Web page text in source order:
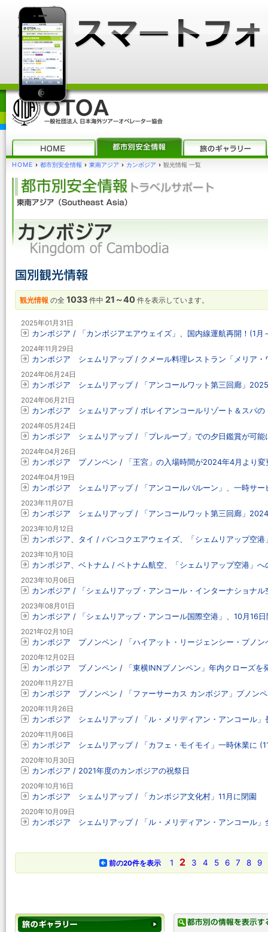
HOME › 都市別安全情報 › 東南アジア › カンボジア › 観光情報 一覧
観光情報 の全 1033 件中 21～40 件を表示しています。
2025年01月31日
カンボジア / 「カンボジアエアウェイズ」、国内線運航再開！(1月
2024年11月29日
カンボジア シェムリアップ / クメール料理レストラン「メリア・
2024年06月24日
カンボジア シェムリアップ / 「アンコールワット第三回廊」
2024年06月21日
カンボジア シェムリアップ / ボレイアンコールリゾート＆スパの
2024年05月24日
カンボジア シェムリアップ / 「プレループ」での夕日鑑賞が可能
2024年04月26日
カンボジア プノンペン / 「王宮」の入場時間が2024年4月より変
2024年04月19日
カンボジア シェムリアップ / 「アンコールバルーン」、一時サー
2023年11月07日
カンボジア シェムリアップ / 「アンコールワット第三回廊」
2023年10月12日
カンボジア、タイ / バンコクエアウェイズ、「シェムリアップ空港
2023年10月10日
カンボジア、ベトナム / ベトナム航空、「シェムリアップ空港」へ
2023年10月06日
カンボジア / 「シェムリアップ・アンコール・インターナショナル
2023年08月01日
カンボジア / 「シェムリアップ・アンコール国際空港」、10月16
2021年02月10日
カンボジア プノンペン / 「ハイアット・リージェンシー・プノン
2020年12月02日
カンボジア プノンペン / 「東横INNプノンペン」年内クローズを
2020年11月27日
カンボジア プノンペン / 「ファーサーカス カンボジア」プノン
2020年11月26日
カンボジア シェムリアップ / 「ル・メリディアン・アンコール」
2020年11月06日
カンボジア シェムリアップ / 「カフェ・モイモイ」一時休業に
2020年10月30日
カンボジア / 2021年度のカンボジアの祝祭日
2020年10月16日
カンボジア シェムリアップ / 「カンボジア文化村」11月に閉園
2020年10月09日
カンボジア シェムリアップ / 「ル・メリディアン・アンコール」
前の20件を表示 1 2 3 4 5 6 7 8 9